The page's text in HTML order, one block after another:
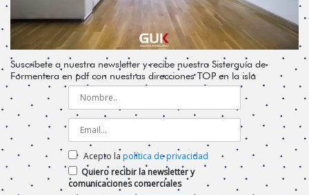
Suscríbete a nuestra newsletter y recibe nuestra Sisterguía de
Formentera en pdf con nuestras direcciones TOP en la isla
Acepto la política de privacidad
Quiero recibir la newsletter y
comunicaciones comerciales